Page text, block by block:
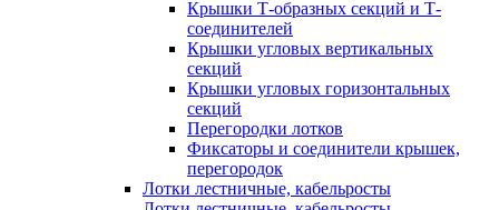
Крышки Т-образных секций и Т-
соединителей
Крышки угловых вертикальных
секций
Крышки угловых горизонтальных
секций
Перегородки лотков
Фиксаторы и соединители крышек,
перегородок
Лотки лестничные, кабельросты